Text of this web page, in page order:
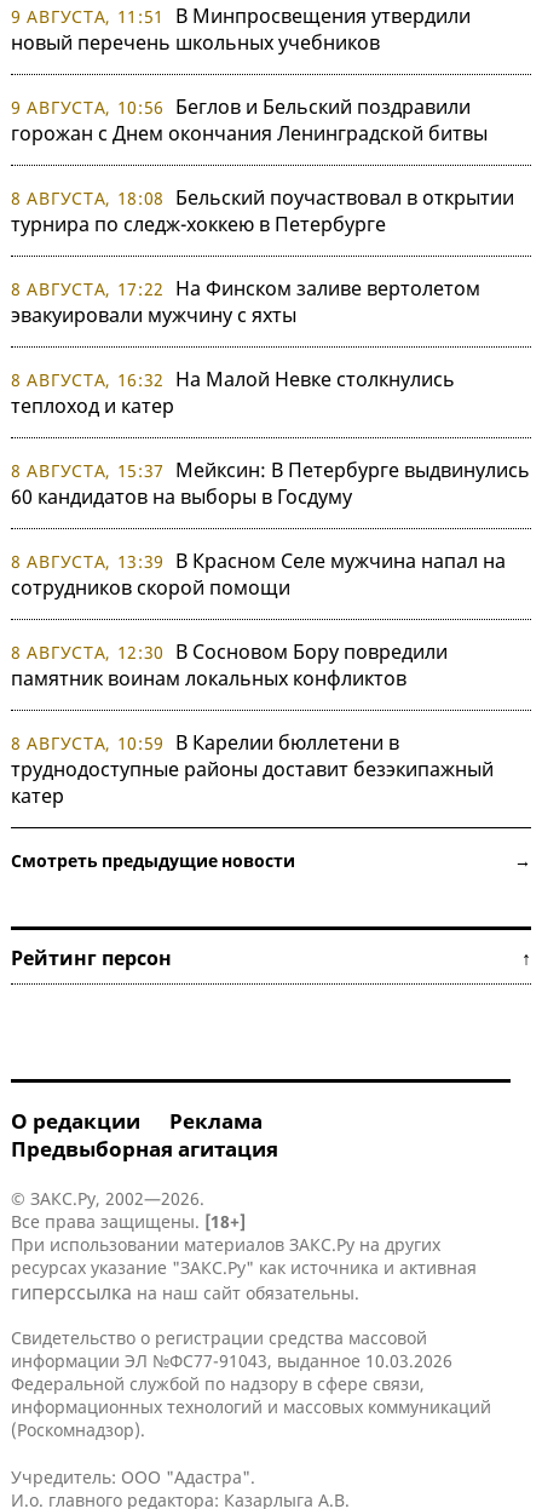
9 АВГУСТА, 11:51
В Минпросвещения утвердили
новый перечень школьных учебников
9 АВГУСТА, 10:56
Беглов и Бельский поздравили
горожан с Днем окончания Ленинградской битвы
8 АВГУСТА, 18:08
Бельский поучаствовал в открытии
турнира по следж-хоккею в Петербурге
8 АВГУСТА, 17:22
На Финском заливе вертолетом
эвакуировали мужчину с яхты
8 АВГУСТА, 16:32
На Малой Невке столкнулись
теплоход и катер
8 АВГУСТА, 15:37
Мейксин: В Петербурге выдвинулись
60 кандидатов на выборы в Госдуму
8 АВГУСТА, 13:39
В Красном Селе мужчина напал на
сотрудников скорой помощи
8 АВГУСТА, 12:30
В Сосновом Бору повредили
памятник воинам локальных конфликтов
8 АВГУСТА, 10:59
В Карелии бюллетени в
труднодоступные районы доставит безэкипажный
катер
Смотреть предыдущие новости →
Рейтинг персон ↑
О редакции
Реклама
Предвыборная агитация
© ЗАКС.Ру, 2002—2026.
Все права защищены. [18+]
При использовании материалов ЗАКС.Ру на других
ресурсах указание "ЗАКС.Ру" как источника и активная
гиперссылка на наш сайт обязательны.
Свидетельство о регистрации средства массовой
информации ЭЛ №ФС77-91043, выданное 10.03.2026
Федеральной службой по надзору в сфере связи,
информационных технологий и массовых коммуникаций
(Роскомнадзор).
Учредитель: ООО "Адастра".
И.о. главного редактора: Казарлыга А.В.